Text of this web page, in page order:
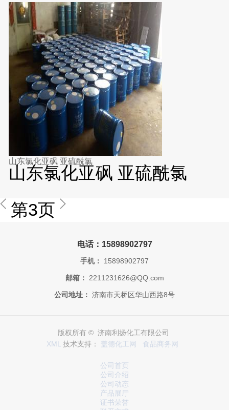
山东氯化亚砜 亚硫酰氯
山东氯化亚砜 亚硫酰氯
第3页
电话：15898902797
手机： 15898902797
邮箱： 2211231626@QQ.com
公司地址： 济南市天桥区华山西路8号
版权所有 © 济南利扬化工有限公司
XML 技术支持： 盖德化工网 食品商务网
公司首页
公司介绍
公司动态
产品展厅
证书荣誉